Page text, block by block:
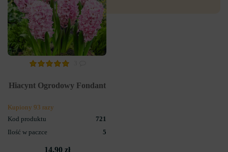
Hiacynt Ogrodowy Fondant
Kupiony 93 razy
Kod produktu
721
Ilość w paczce
5
14.90 zł